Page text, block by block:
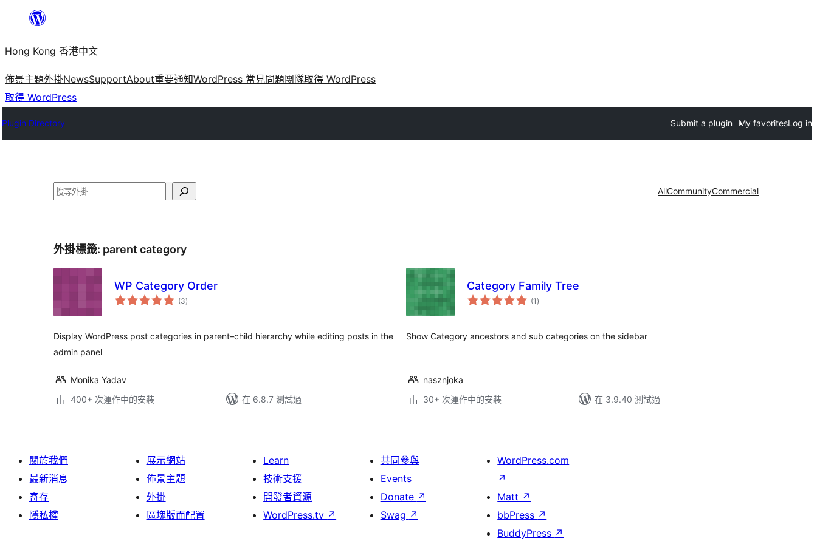
主
要
內
容
Hong Kong 香港中文
佈景主題外掛NewsSupportAbout重要通知WordPress 常見問題團隊取得 WordPress
取得 WordPress
Plugin Directory Submit a plugin My favoritesLog in
搜
AllCommunityCommercial
外掛標籤: parent category
WP Category Order
(3總
評)
Display WordPress post categories in parent–child hierarchy while editing posts in the
admin panel
Monika Yadav
400+ 次運作中的安裝
在 6.8.7 測試過
Category Family Tree
(1 總
評)
Show Category ancestors and sub categories on the sidebar
nasznjoka
30+ 次運作中的安裝
在 3.9.40 測試過
關於我們
最新消息
寄存
隱私權
展示網站
佈景主題
外掛
區塊版面配置
Learn
技術支援
開發者資源
WordPress.tv ↗
共同參與
Events
Donate ↗
Swag ↗
WordPress.com
↗
Matt ↗
bbPress ↗
BuddyPress ↗